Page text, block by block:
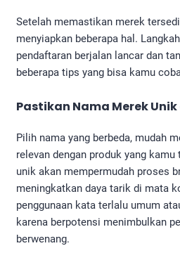
Setelah memastikan merek
menyiapkan beberapa hal.
pendaftaran berjalan lancar dan
beberapa tips yang bisa kamu
Pastikan Nama Merek
Pilih nama yang berbeda, mudah
relevan dengan produk yang
unik akan mempermudah proses
meningkatkan daya tarik di mata
penggunaan kata terlalu umum
karena berpotensi menimbulkan
berwenang.